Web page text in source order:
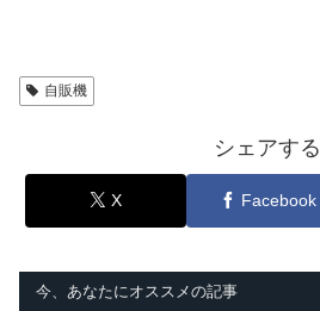
自販機
シェアする
X Facebook
今、あなたにオススメの記事